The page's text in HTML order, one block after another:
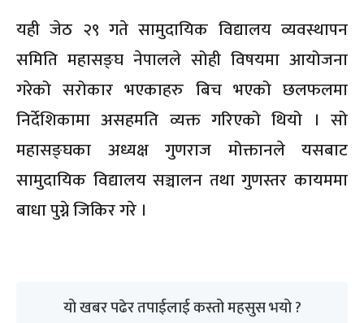
यही जेठ २९ गते सामुदायिक विद्यालय व्यवस्थापन
समिति महासङ्घ नेपालले सोही विषयमा आयोजना
गरेको सरोकार भएकाहरु बिच भएको छलफलमा
निर्देशिकामा असहमति व्यक्त गरिएको थियो । सो
महासङ्घका अध्यक्ष गुणराज मोक्तानले यसबाट
सामुदायिक विद्यालय सञ्चालन तथा गुणस्तर कायममा
बाधा पुग्ने जिकिर गरे ।
यो खबर पढेर तपाईलाई कस्तो महसुस भयो ?